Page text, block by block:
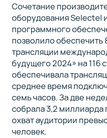
Сочетание
оборудования Selectel
программного
позволило
трансляции
будущего 2024» на 116
обеспечивала
среднее время
семь часов. За две
собрала 3,2
охват аудитории
человек.